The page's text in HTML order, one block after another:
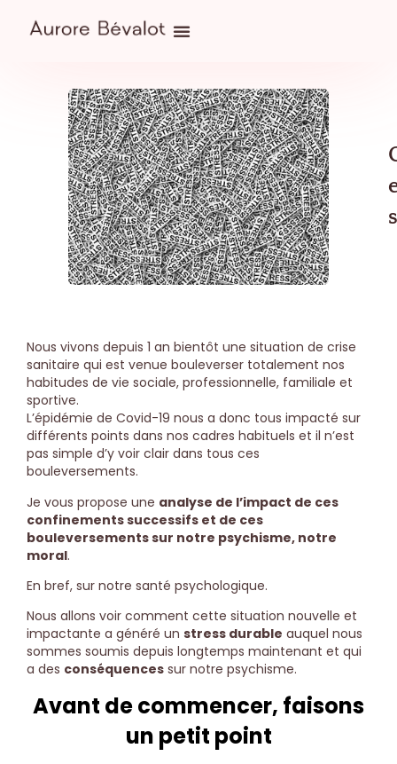
Nous vivons depuis 1 an bientôt une situation de crise
sanitaire qui est venue bouleverser totalement nos
habitudes de vie sociale, professionnelle, familiale et
sportive.
L’épidémie de Covid-19 nous a donc tous impacté sur
différents points dans nos cadres habituels et il n’est
pas simple d’y voir clair dans tous ces
bouleversements.
Je vous propose une analyse de l’impact de ces
confinements successifs et de ces
bouleversements sur notre psychisme, notre
moral.
En bref, sur notre santé psychologique.
Nous allons voir comment cette situation nouvelle et
impactante a généré un stress durable auquel nous
sommes soumis depuis longtemps maintenant et qui
a des conséquences sur notre psychisme.
Avant de commencer, faisons
un petit point